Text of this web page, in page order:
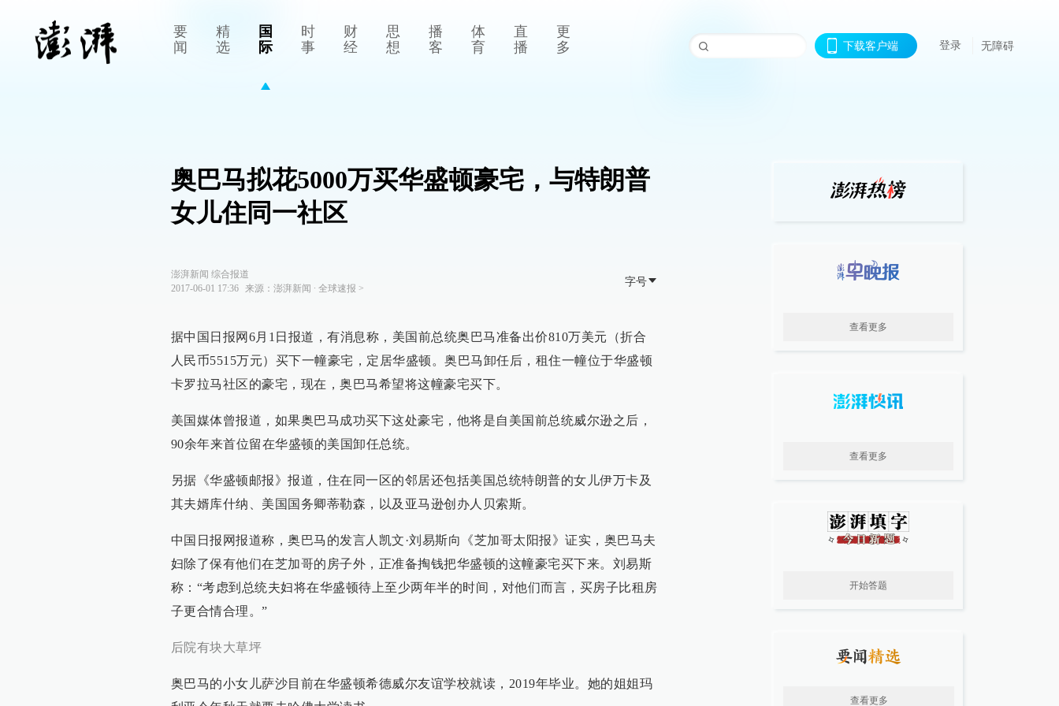
要
闻
精
选
国
际
时
事
财
经
思
想
播
客
体
育
直
播
更
多
下载客户端 登录 无障碍
奥巴马拟花5000万买华盛顿豪宅，与特朗普
女儿住同一社区
澎湃新闻 综合报道
2017-06-01 17:36
来源： 澎湃新闻 ∙ 全球速报 >
字号
据中国日报网6月1日报道，有消息称，美国前总统奥巴马准备出价810万美元（折合
人民币5515万元）买下一幢豪宅，定居华盛顿。奥巴马卸任后，租住一幢位于华盛顿
卡罗拉马社区的豪宅，现在，奥巴马希望将这幢豪宅买下。
美国媒体曾报道，如果奥巴马成功买下这处豪宅，他将是自美国前总统威尔逊之后，
90余年来首位留在华盛顿的美国卸任总统。
另据《华盛顿邮报》报道，住在同一区的邻居还包括美国总统特朗普的女儿伊万卡及
其夫婿库什纳、美国国务卿蒂勒森，以及亚马逊创办人贝索斯。
中国日报网报道称，奥巴马的发言人凯文·刘易斯向《芝加哥太阳报》证实，奥巴马夫
妇除了保有他们在芝加哥的房子外，正准备掏钱把华盛顿的这幢豪宅买下来。刘易斯
称：“考虑到总统夫妇将在华盛顿待上至少两年半的时间，对他们而言，买房子比租房
子更合情合理。”
后院有块大草坪
奥巴马的小女儿萨沙目前在华盛顿希德威尔友谊学校就读，2019年毕业。她的姐姐玛
查看更多
查看更多
开始答题
查看更多